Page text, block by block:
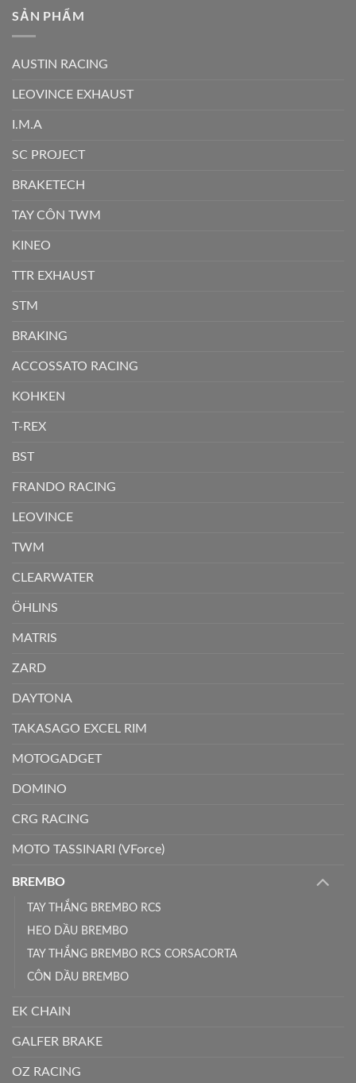
SẢN PHẨM
AUSTIN RACING
LEOVINCE EXHAUST
I.M.A
SC PROJECT
BRAKETECH
TAY CÔN TWM
KINEO
TTR EXHAUST
STM
BRAKING
ACCOSSATO RACING
KOHKEN
T-REX
BST
FRANDO RACING
LEOVINCE
TWM
CLEARWATER
ÖHLINS
MATRIS
ZARD
DAYTONA
TAKASAGO EXCEL RIM
MOTOGADGET
DOMINO
CRG RACING
MOTO TASSINARI (VForce)
BREMBO
TAY THẮNG BREMBO RCS
HEO DẦU BREMBO
TAY THẮNG BREMBO RCS CORSACORTA
CÔN DẦU BREMBO
EK CHAIN
GALFER BRAKE
OZ RACING